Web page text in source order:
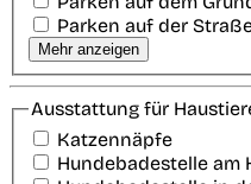
Parken auf der
Mehr anzeigen
Ausstattung für
Katzennäpfe
Hundebadestelle am